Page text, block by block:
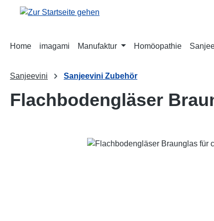
Hauptinhalt springen
Zur Suche springen
Zur Hauptnavigation springen
Home imagami Manufaktur Homöopathie
Sanjeevini Sanjeevini Zubehör
Flachbodengläser
Bildergalerie überspringen